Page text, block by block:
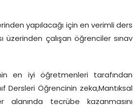
yapılacağı için en verimli ders
üzerinden çalışan öğrenciler sınav
en iyi öğretmenleri tarafından
Dersleri Öğrencinin zeka,Mantıksal
alanında tecrübe kazanmasını